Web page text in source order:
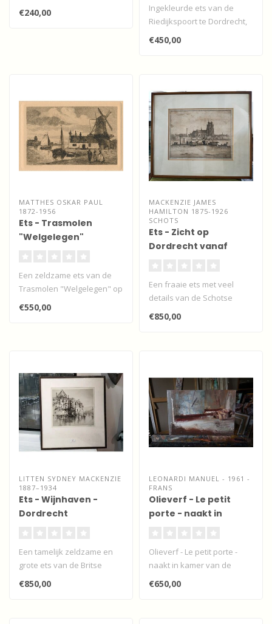
kunstenares Mira den
Hartog...
€240,00
Ingekleurde ets van de
Riedijkspoort te Dordrecht,
stadszijde, gespiegeld
afgedr..
€450,00
MATTHES OSKAR PAUL
1872-1956
Ets - Trasmolen
"Welgelegen"
Een zeldzame ets van de
Trasmolen "Welgelegen" op
de Zwijndrechtse oever met
€550,00
MACKENZIE JAMES
HAMILTON 1875-1926
SCHOTS
Ets - Zicht op
Dordrecht vanaf
Een fraaie ets met veel
details van de Schotse
etser en landschapschilder
James ..
€850,00
LITTEN SYDNEY MACKENZIE
1887–1934
Ets - Wijnhaven -
Dordrecht
Een tamelijk zeldzame en
grote ets van de Britse
kunstenaar Sydney
Mackenzie Lit..
€850,00
LEONARDI MANUEL - 1961 -
FRANS
Olieverf - Le petit
porte - naakt in
Olieverf - Le petit porte -
naakt in kamer van de
Franse impressionist
Manuel Le..
€650,00